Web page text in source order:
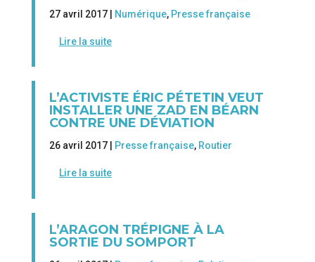
27 avril 2017 | Numérique, Presse française
Lire la suite
L’ACTIVISTE ÉRIC PÉTETIN VEUT
INSTALLER UNE ZAD EN BÉARN
CONTRE UNE DÉVIATION
26 avril 2017 | Presse française, Routier
Lire la suite
L’ARAGON TRÉPIGNE À LA
SORTIE DU SOMPORT